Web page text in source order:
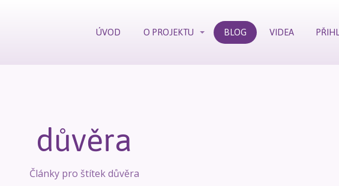
ÚVOD O PROJEKTU BLOG VIDEA
důvěra
Články pro štítek důvěra